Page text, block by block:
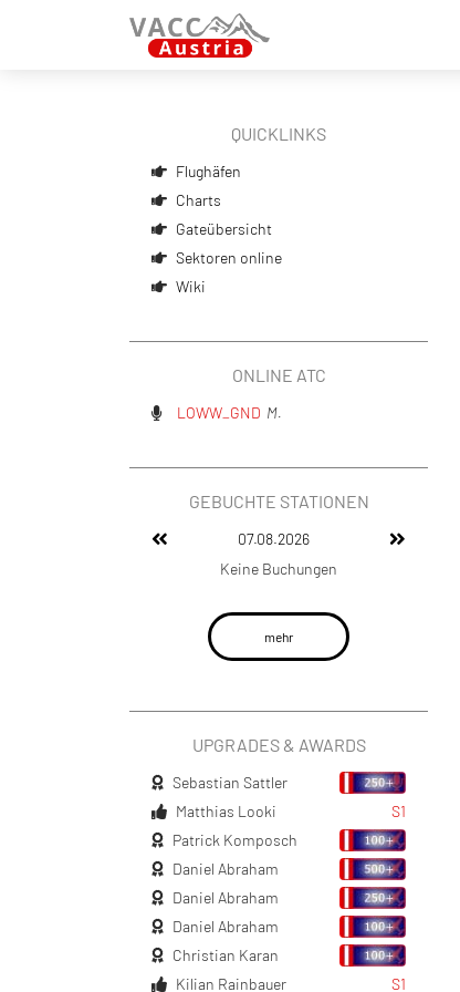
QUICKLINKS
Flughäfen
Charts
Gateübersicht
Sektoren online
Wiki
ONLINE ATC
LOWW_GND M.
GEBUCHTE STATIONEN
07.08.2026
Keine Buchungen
mehr
UPGRADES & AWARDS
Sebastian Sattler
Matthias Looki
S1
Patrick Komposch
Daniel Abraham
Daniel Abraham
Daniel Abraham
Christian Karan
Kilian Rainbauer
S1